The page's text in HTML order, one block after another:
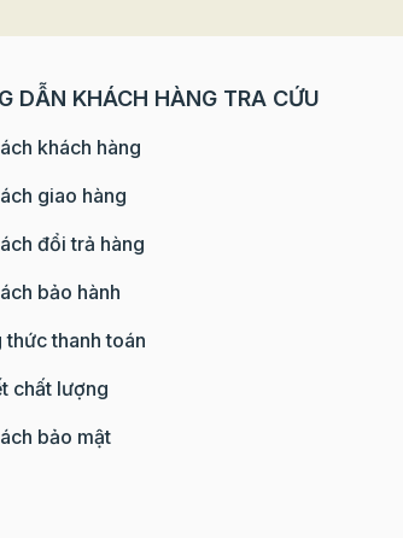
làm bột bánh của một số loại bánh
trứng custard giúp món bánh có mùi vị
đi và dễ thưởng thức hơn rất nhiều.
DẪN KHÁCH HÀNG TRA CỨU
khách hàng
giao hàng
đổi trả hàng
bảo hành
thức thanh toán
chất lượng
bảo mật